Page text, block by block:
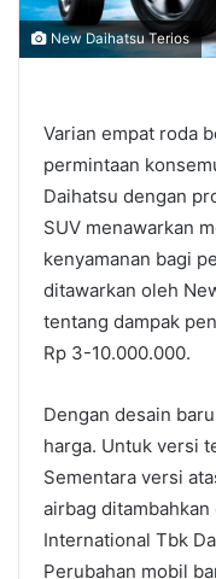
New Daihatsu Terios
Varian empat roda
permintaan
Daihatsu dengan
SUV menawarkan
kenyamanan bagi
ditawarkan oleh
tentang dampak
Rp 3-10.000.000.
Dengan desain
harga. Untuk versi
Sementara versi
airbag
International Tbk
Perubahan mobil